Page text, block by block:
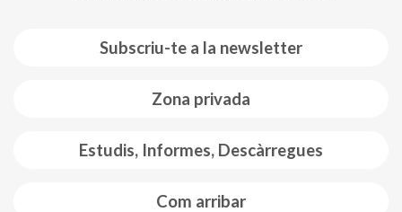
Subscriu-te a la newsletter
Zona privada
Estudis, Informes, Descàrregues
Com arribar